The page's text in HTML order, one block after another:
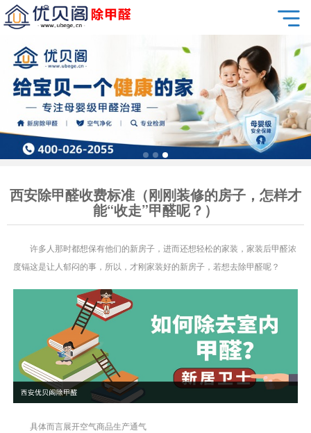
西安除甲醛收费标准（刚刚装修的房子，怎样才
能“收走”甲醛呢？）
许多人那时都想保有他们的新房子，进而还想轻松的家装，家装后甲醛浓
度镉这是让人郁闷的事，所以，才刚家装好的新房子，若想去除甲醛呢？
具体而言展开空气商品生产通气